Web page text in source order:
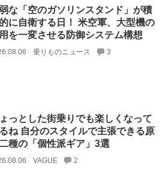
な「空のガソリンスタンド」が積
に自衛する日！ 米空軍、大型機の
を一変させる防御システム構想
乗りものニュース 3
っとした街乗りでも楽しくなって
ね 自分のスタイルで主張できる原
種の「個性派ギア」3選
VAGUE 2